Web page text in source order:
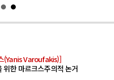
(Yanis Varoufakis)]
위한 마르크스주의적 논거